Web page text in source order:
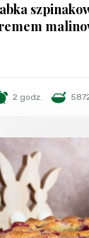
2 godz.